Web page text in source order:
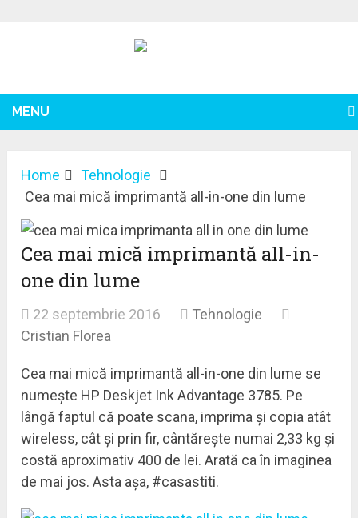
MENU
Home
Tehnologie
Cea mai mică imprimantă all-in-one din lume
Cea mai mică imprimantă all-in-
one din lume
22 septembrie 2016
Tehnologie
Cristian Florea
Cea mai mică imprimantă all-in-one din lume se
numește HP Deskjet Ink Advantage 3785. Pe
lângă faptul că poate scana, imprima și copia atât
wireless, cât și prin fir, cântărește numai 2,33 kg și
costă aproximativ 400 de lei. Arată ca în imaginea
de mai jos. Asta așa, #casastiti.